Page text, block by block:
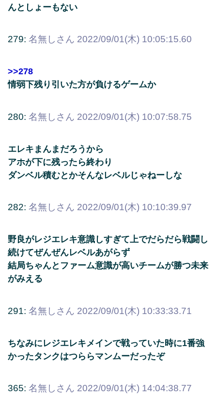
んとしょーもない
279: 名無しさん 2022/09/01(木) 10:05:15.60
>>278
情弱下残り引いた方が負けるゲームか
280: 名無しさん 2022/09/01(木) 10:07:58.75
エレキまんまだろうから
アホが下に残ったら終わり
ダンベル積むとかそんなレベルじゃねーしな
282: 名無しさん 2022/09/01(木) 10:10:39.97
野良がレジエレキ意識しすぎて上でだらだら戦闘し
続けてぜんぜんレベルあがらず
結局ちゃんとファーム意識が高いチームが勝つ未来
がみえる
291: 名無しさん 2022/09/01(木) 10:33:33.71
ちなみにレジエレキメインで戦っていた時に1番強
かったタンクはつららマンムーだったぞ
365: 名無しさん 2022/09/01(木) 14:04:38.77